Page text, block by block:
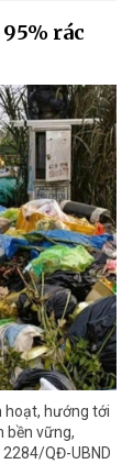
rác
hoạt, hướng tới
bền vững,
QĐ-UBND